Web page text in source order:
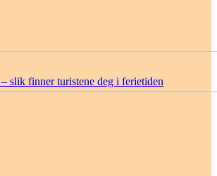
slik finner turistene deg i ferietiden